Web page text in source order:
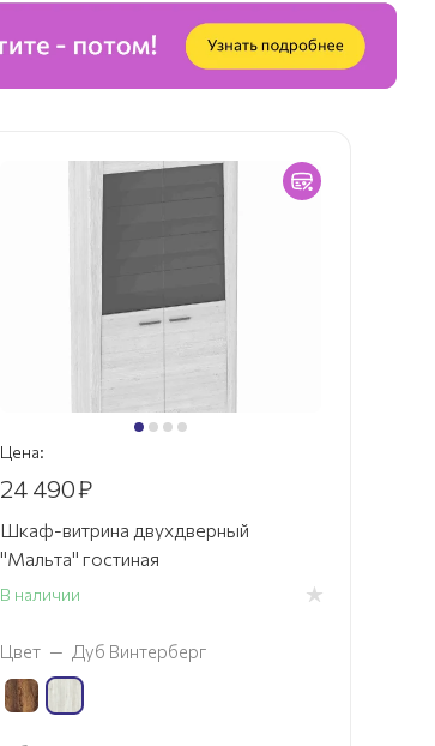
Цена:
24 490₽
Шкаф-витрина двухдверный
"Мальта" гостиная
В наличии
Цвет — Дуб Винтерберг